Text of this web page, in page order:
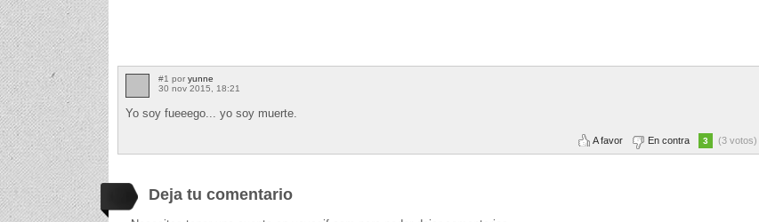
#1 por yunne
30 nov 2015, 18:21
Yo soy fueeego... yo soy muerte.
A favor En contra 3 (3 votos)
Deja tu comentario